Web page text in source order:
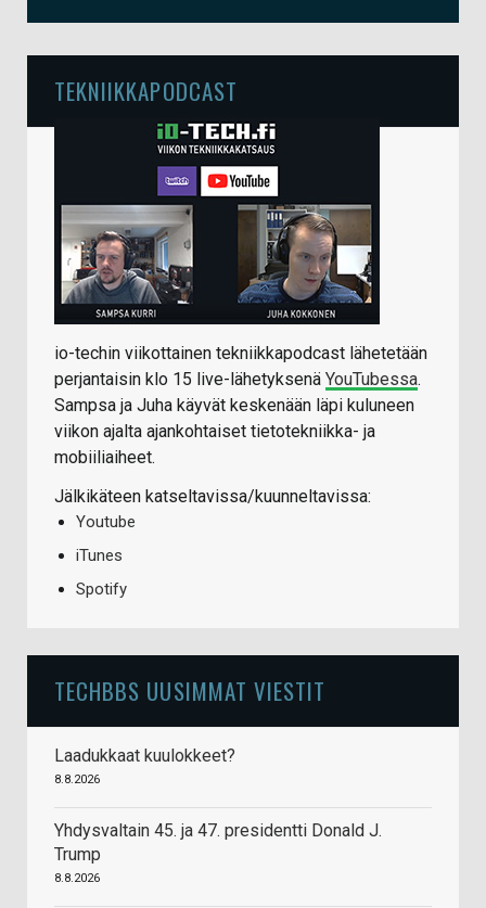
TEKNIIKKAPODCAST
io-techin viikottainen tekniikkapodcast lähetetään
perjantaisin klo 15 live-lähetyksenä YouTubessa.
Sampsa ja Juha käyvät keskenään läpi kuluneen
viikon ajalta ajankohtaiset tietotekniikka- ja
mobiiliaiheet.
Jälkikäteen katseltavissa/kuunneltavissa:
Youtube
iTunes
Spotify
TECHBBS UUSIMMAT VIESTIT
Laadukkaat kuulokkeet?
8.8.2026
Yhdysvaltain 45. ja 47. presidentti Donald J.
Trump
8.8.2026